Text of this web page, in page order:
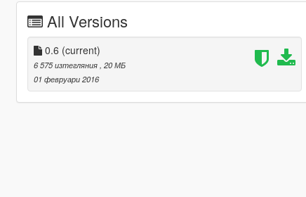
All Versions
0.6 (current)
6 575 изтегляния, 20 МБ
01 февруари 2016